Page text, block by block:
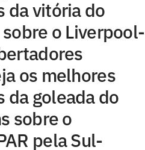
da vitória do
o Liverpool-
os melhores
da goleada do
sobre o
pela Sul-